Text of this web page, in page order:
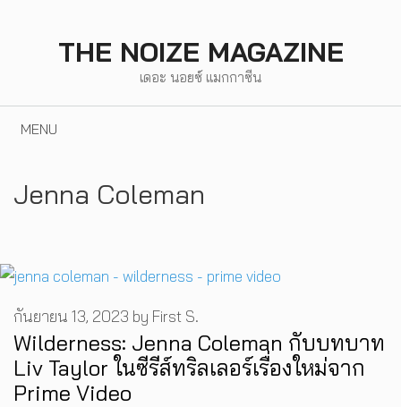
THE NOIZE MAGAZINE
เดอะ นอยซ์ แมกกาซีน
MENU
Jenna Coleman
Wilderness: Jenna Coleman กับบทบาท
Liv Taylor ในซีรีส์ทริลเลอร์เรื่องใหม่จาก
Prime Video
กันยายน 13, 2023 by First S.